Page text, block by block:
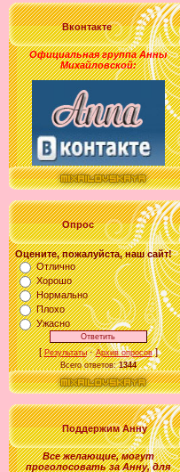
Вконтакте
Официальная группа Анны
Михайловской:
Опрос
Оцените, пожалуйста, наш сайт!
Отлично
Хорошо
Нормально
Плохо
Ужасно
[Результаты·Архив опросов]
Всего ответов:1344
Поддержим Анну
Все желающие,могут
проголосовать заАнну, для